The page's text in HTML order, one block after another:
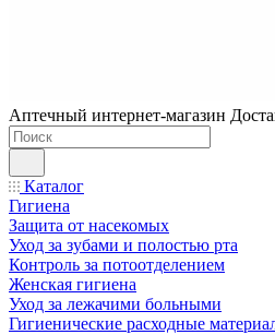
Аптечный интернет-магазин
Каталог
Гигиена
Защита от насекомых
Уход за зубами и полостью рта
Контроль за потоотделением
Женская гигиена
Уход за лежачими больными
Гигиенические расходные